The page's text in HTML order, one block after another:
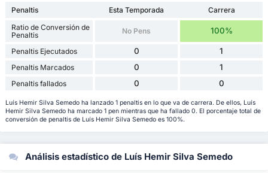
Penaltis Esta Temporada
Carrera
Ratio de Conversión de
Penaltis
No Pens 100%
Penaltis Ejecutados 0 1
Penaltis Marcados 0 1
Penaltis fallados 0 0
Luís Hemir Silva Semedo ha lanzado 1 penaltis en lo que va de carrera. De ellos, Luís
Hemir Silva Semedo ha marcado 1 pen mientras que ha fallado 0. El porcentaje total de
conversión de penaltis de Luís Hemir Silva Semedo es 100%.
Análisis estadístico de Luís Hemir Silva Semedo